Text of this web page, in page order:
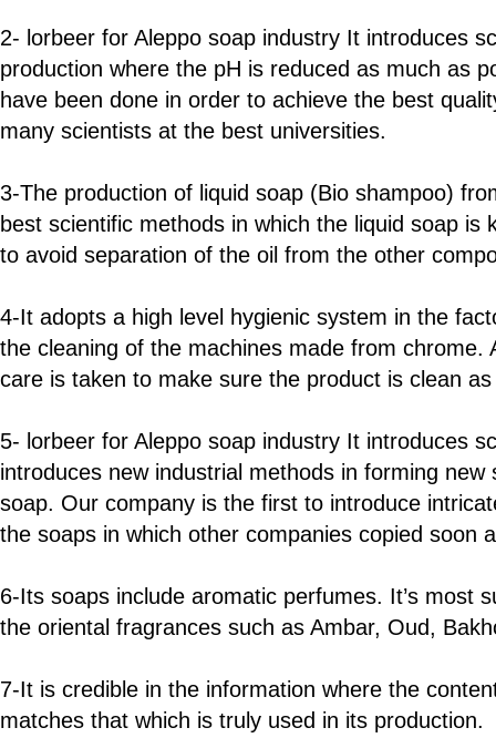
2- lorbeer for Aleppo soap industry It introduces
production where the pH is reduced as much as
have been done in order to achieve the best
many scientists at the best universities.
3-The production of liquid soap (Bio shampoo)
best scientific methods in which the liquid soap is
to avoid separation of the oil from the other
4-It adopts a high level hygienic system in the
the cleaning of the machines made from chrome.
care is taken to make sure the product is clean
5- lorbeer for Aleppo soap industry It introduces
introduces new industrial methods in forming new
soap. Our company is the first to introduce
the soaps in which other companies copied soon
6-Its soaps include aromatic perfumes. It’s most
the oriental fragrances such as Ambar, Oud,
7-It is credible in the information where the
matches that which is truly used in its production.